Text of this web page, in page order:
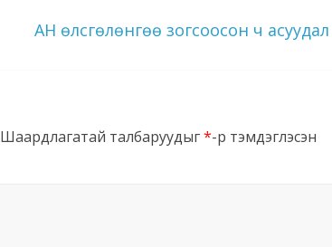
АН өлсгөлөнгөө зогсоосон ч асуудал
Шаардлагатай талбаруудыг*-р тэмдэглэсэн